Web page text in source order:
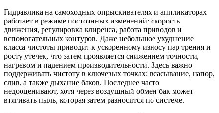
Гидравлика на самоходных опрыскивателях и аппликаторах
работает в режиме постоянных изменений: скорость
движения, регулировка клиренса, работа приводов и
вспомогательных контуров. Даже небольшое ухудшение
класса чистоты приводит к ускоренному износу пар трения и
росту утечек, что затем проявляется снижением точности,
нагревом и падением производительности. Здесь важно
поддерживать чистоту в ключевых точках: всасывание, напор,
слив, а также дыхание баков. Последнее часто
недооценивают, хотя через воздушный обмен бак может
втягивать пыль, которая затем разносится по системе.